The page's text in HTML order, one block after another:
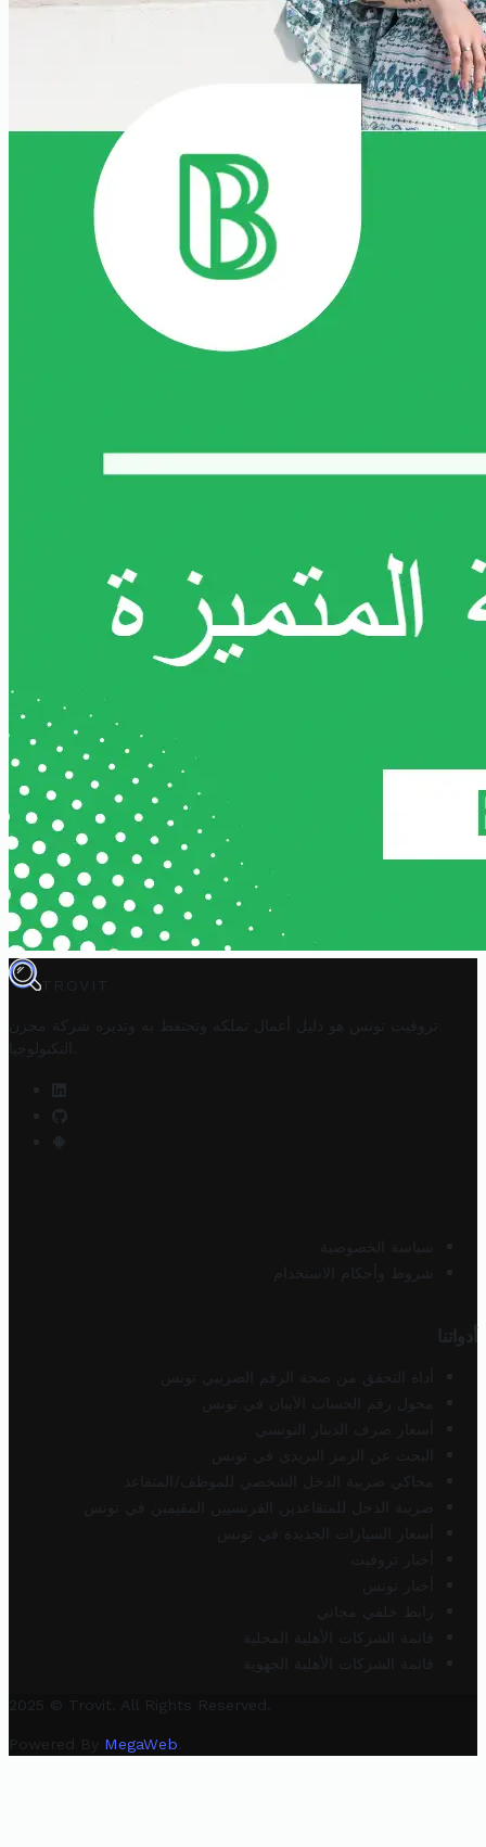
TROVIT
تروفيت تونس هو دليل أعمال تملكه وتحتفظ به وتديره
شركة مخزن
التكنولوجيا
سياسة الخصوصية
شروط وأحكام الاستخدام
أدواتنا
أداة التحقق من صحة الرقم الضريبي تونس
محول رقم الحساب الآيبان في تونس
أسعار صرف الدينار التونسي
البحث عن الرمز البريدي في تونس
محاكي ضريبة الدخل الشخصي للموظف/المتقاعد
ضريبة الدخل للمتقاعدين الفرنسيين المقيمين في تونس
أسعار السيارات الجديدة في تونس
أخبار تروفيت
أخبار تونس
رابط خلفي مجاني
قائمة الشركات الأهلية المحلية
قائمة الشركات الأهلية الجهوية
2025 © Trovit. All Rights Reserved.
Powered By MegaWeb